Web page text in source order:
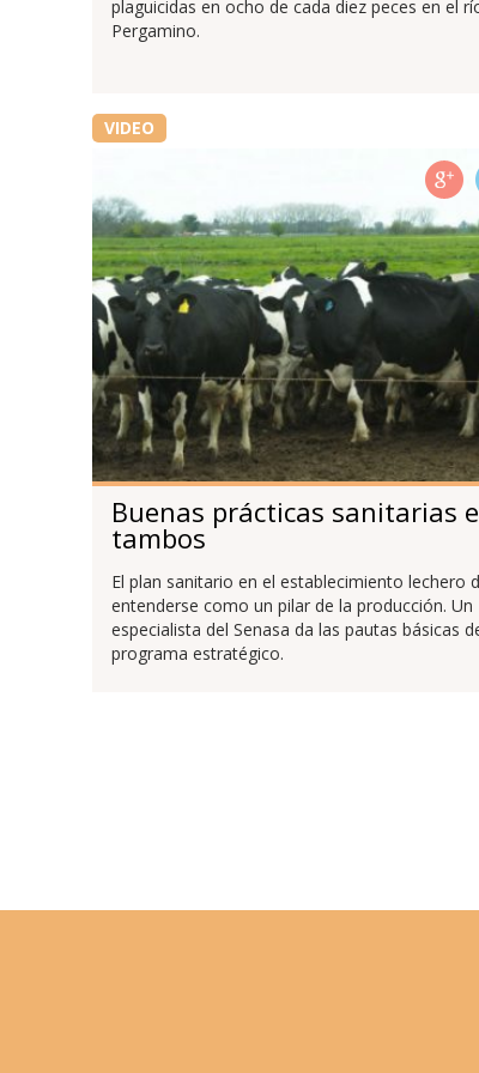
plaguicidas en ocho de cada diez peces en el
Pergamino.
VIDEO
Buenas prácticas sanitarias
tambos
El plan sanitario en el establecimiento lechero
entenderse como un pilar de la producción. Un
especialista del Senasa da las pautas básicas
programa estratégico.